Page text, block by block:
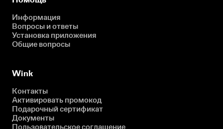
Информация
Вопросы и ответы
Установка приложения
Общие вопросы
Wink
Контакты
Активировать промокод
Подарочный сертификат
Документы
Пользовательское соглашение